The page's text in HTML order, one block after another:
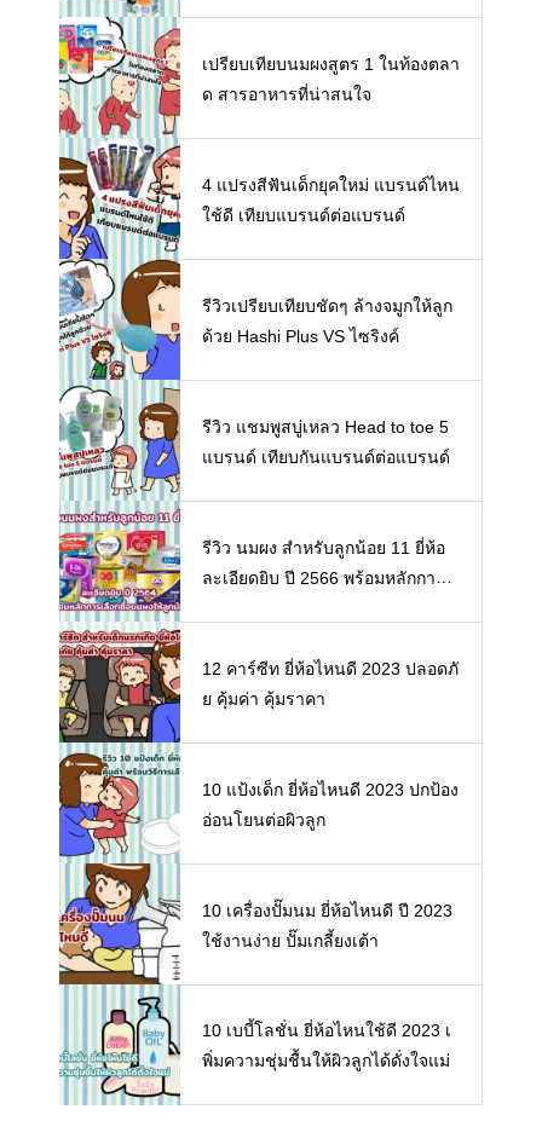
เปรียบเทียบนมผงสูตร 1 ในท้องตลา
ด สารอาหารที่น่าสนใจ
4 แปรงสีฟันเด็กยุคใหม่ แบรนด์ไหน
ใช้ดี เทียบแบรนด์ต่อแบรนด์
รีวิวเปรียบเทียบชัดๆ ล้างจมูกให้ลูก
ด้วย Hashi Plus VS ไซริงค์
รีวิว แชมพูสบู่เหลว Head to toe 5
แบรนด์ เทียบกันแบรนด์ต่อแบรนด์
รีวิว นมผง สำหรับลูกน้อย 11 ยี่ห้อ
ละเอียดยิบ ปี 2566 พร้อมหลักการเ
12 คาร์ซีท ยี่ห้อไหนดี 2023 ปลอดภั
ย คุ้มค่า คุ้มราคา
10 แป้งเด็ก ยี่ห้อไหนดี 2023 ปกป้อง
อ่อนโยนต่อผิวลูก
10 เครื่องปั๊มนม ยี่ห้อไหนดี ปี 2023
ใช้งานง่าย ปั๊มเกลี้ยงเต้า
10 เบบี้โลชั่น ยี่ห้อไหนใช้ดี 2023 เ
พิ่มความชุ่มชื้นให้ผิวลูกได้ดั่งใจแม่